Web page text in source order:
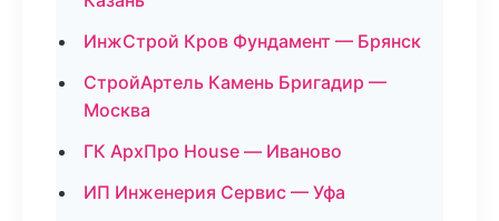
ИнжСтрой Кров Фундамент — Брянск
СтройАртель Камень Бригадир —
Москва
ГК АрхПро House — Иваново
ИП Инженерия Сервис — Уфа